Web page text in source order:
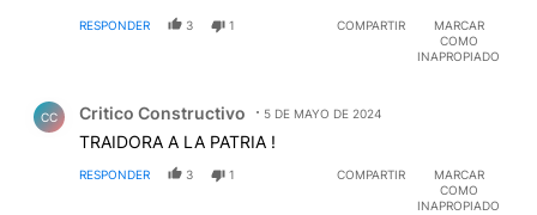
problema es hacer cualquier cosa que hagas con la
misma impronta de la ignorancia, bajeza, lumpenismo
RESPONDER 3 1 COMPARTIR
MARCAR
COMO
INAPROPIADO
CC Critico Constructivo 5 DE MAYO DE 2024
TRAIDORA A LA PATRIA !
RESPONDER 3 1 COMPARTIR
MARCAR
COMO
INAPROPIADO